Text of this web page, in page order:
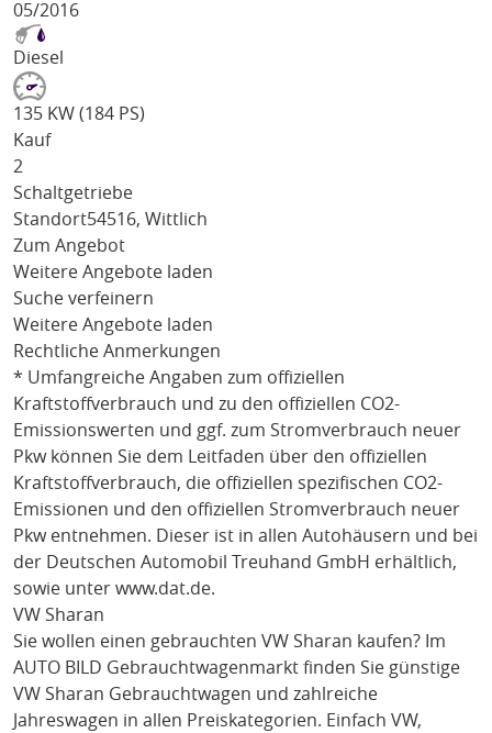
05/2016
Diesel
135 KW (184 PS)
Kauf
2
Schaltgetriebe
Standort54516, Wittlich
Zum Angebot
Weitere Angebote laden
Suche verfeinern
Weitere Angebote laden
Rechtliche Anmerkungen
* Umfangreiche Angaben zum offiziellen
Kraftstoffverbrauch und zu den offiziellen CO2-
Emissionswerten und ggf. zum Stromverbrauch neuer
Pkw können Sie dem Leitfaden über den offiziellen
Kraftstoffverbrauch, die offiziellen spezifischen CO2-
Emissionen und den offiziellen Stromverbrauch neuer
Pkw entnehmen. Dieser ist in allen Autohäusern und bei
der Deutschen Automobil Treuhand GmbH erhältlich,
sowie unter www.dat.de.
VW Sharan
Sie wollen einen gebrauchten VW Sharan kaufen? Im
AUTO BILD Gebrauchtwagenmarkt finden Sie günstige
VW Sharan Gebrauchtwagen und zahlreiche
Jahreswagen in allen Preiskategorien. Einfach VW,